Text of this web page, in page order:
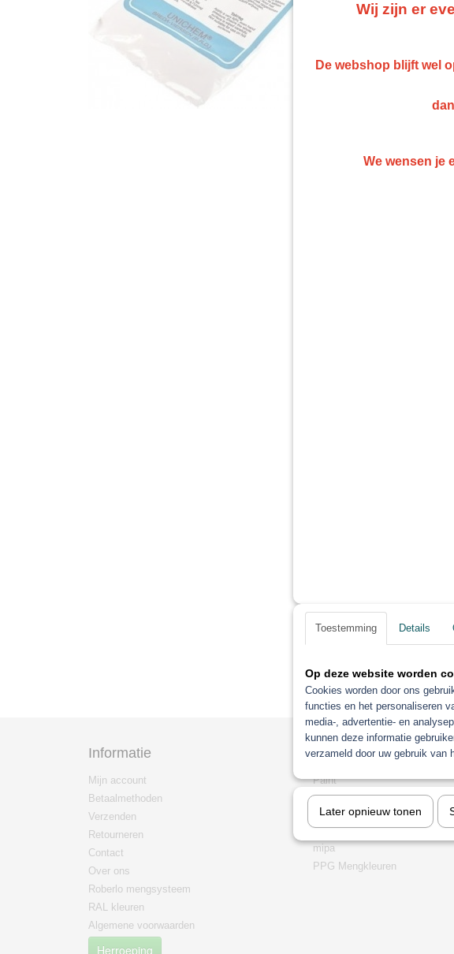
IN
- 1 stuk in
Informatie
Mijn account
Betaalmethoden
Verzenden
Retourneren
Contact
Over ons
Roberlo mengsysteem
RAL kleuren
Algemene voorwaarden
Herroeping
Categorieën
Paint
Non paint
mengmachine
/mengsystemen
mipa
PPG Mengkleuren
Wij zijn er
De webshop blijft wel
We wensen je
Toestemming Details
Op deze website worden
Cookies worden door ons
functies en het personaliseren
media-, advertentie- en
kunnen deze informatie
verzameld door uw gebruik van
Later opnieuw tonen